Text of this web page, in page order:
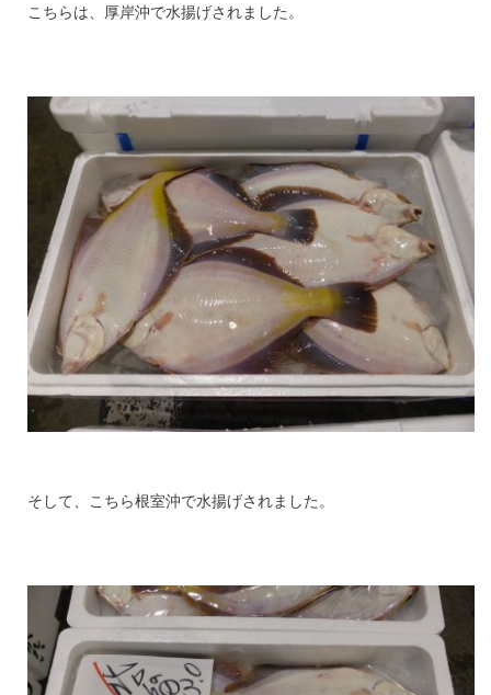
こちらは、厚岸沖で水揚げされました。
そして、こちら根室沖で水揚げされました。